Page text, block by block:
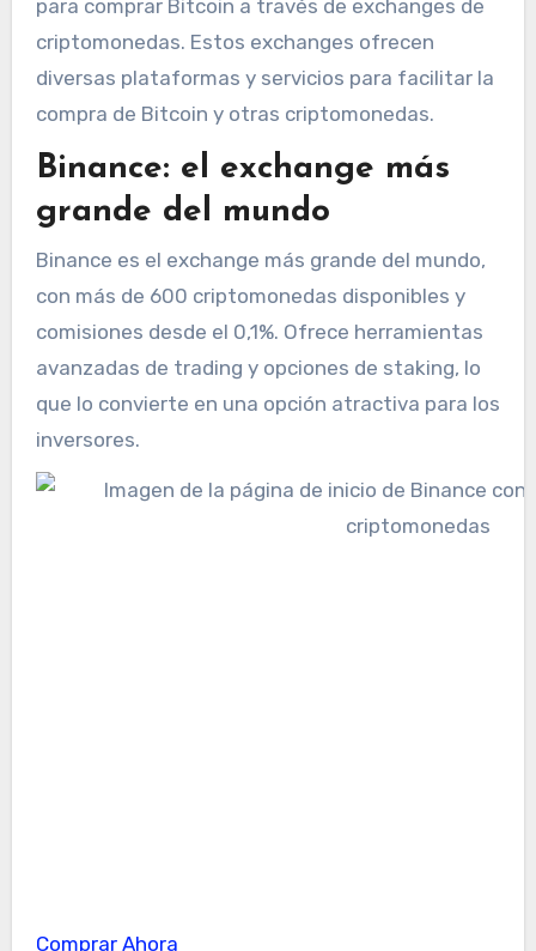
para comprar Bitcoin a través de exchanges de
criptomonedas. Estos exchanges ofrecen
diversas plataformas y servicios para facilitar la
compra de Bitcoin y otras criptomonedas.
Binance: el exchange más
grande del mundo
Binance es el exchange más grande del mundo,
con más de 600 criptomonedas disponibles y
comisiones desde el 0,1%. Ofrece herramientas
avanzadas de trading y opciones de staking, lo
que lo convierte en una opción atractiva para los
inversores.
Comprar Ahora